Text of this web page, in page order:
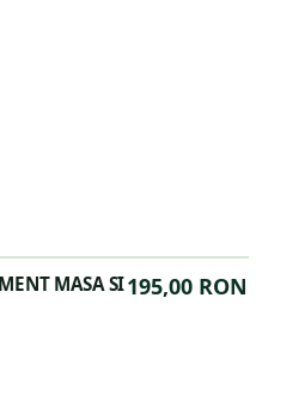
MASA SI195,00 RON